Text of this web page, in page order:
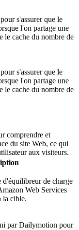
s'assurer que le
l'on partage une
le cache du nombre de
s'assurer que le
l'on partage une
le cache du nombre de
comprendre et
du site Web, ce qui
aux visiteurs.
de charge
Web Services
la cible.
par Dailymotion pour